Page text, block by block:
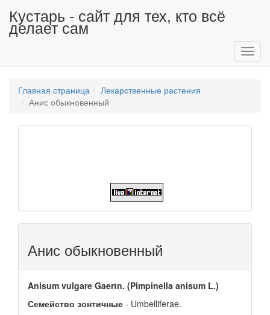
Кустарь - сайт для тех, кто всё
делает сам
Главная страница
Лекарственные растения
Анис обыкновенный
Анис обыкновенный
Anisum vulgare Gaertn. (Pimpinella anisum L.)
Семейство зонтичные - Umbelliferae.